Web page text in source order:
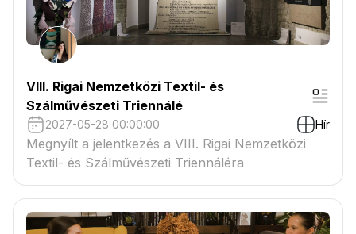
VIII. Rigai Nemzetközi Textil- és
Szálművészeti Triennálé
2027-05-28 00:00:00 Hír
Megnyílt a jelentkezés a VIII. Rigai Nemzetközi
Textil- és Szálművészeti Triennáléra